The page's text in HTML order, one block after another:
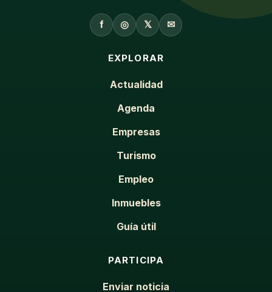
f ◎ 𝕏 ✉
EXPLORAR
Actualidad
Agenda
Empresas
Turismo
Empleo
Inmuebles
Guía útil
PARTICIPA
Enviar noticia